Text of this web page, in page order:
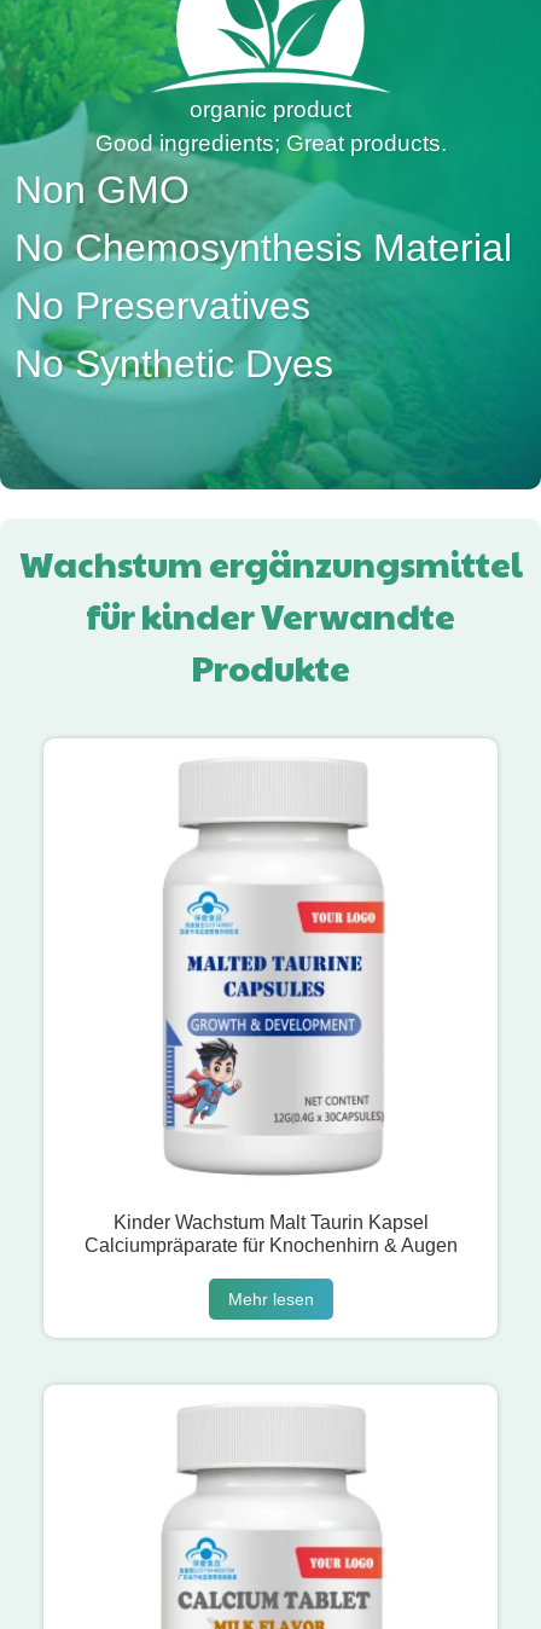
organic product
Good ingredients; Great products.
Non GMO
No Chemosynthesis Material
No Preservatives
No Synthetic Dyes
Wachstum ergänzungsmittel
für kinder Verwandte
Produkte
Kinder Wachstum Malt Taurin Kapsel
Calciumpräparate für Knochenhirn & Augen
Mehr lesen